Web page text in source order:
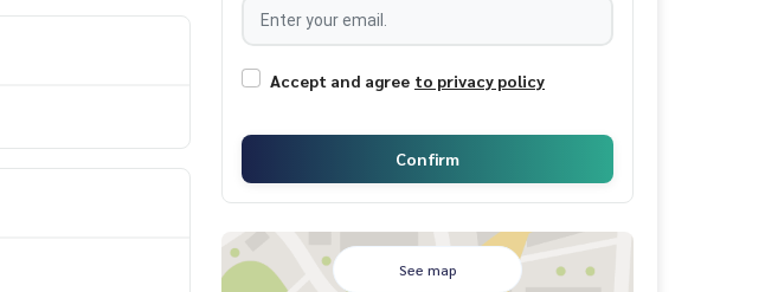
Accept and agree to privacy policy
Confirm
See map